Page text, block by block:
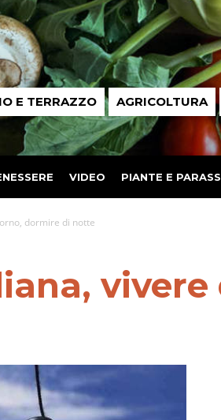
E TERRAZZO AGRICOLTURA
VIDEO PIANTE E
dormire di notte
vivere